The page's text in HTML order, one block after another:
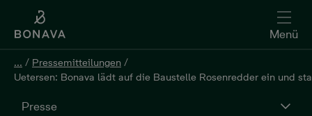
Menü
... / Pressemitteilungen /
Uetersen: Bonava lädt auf die Baustelle Rosenredder ein und
Presse